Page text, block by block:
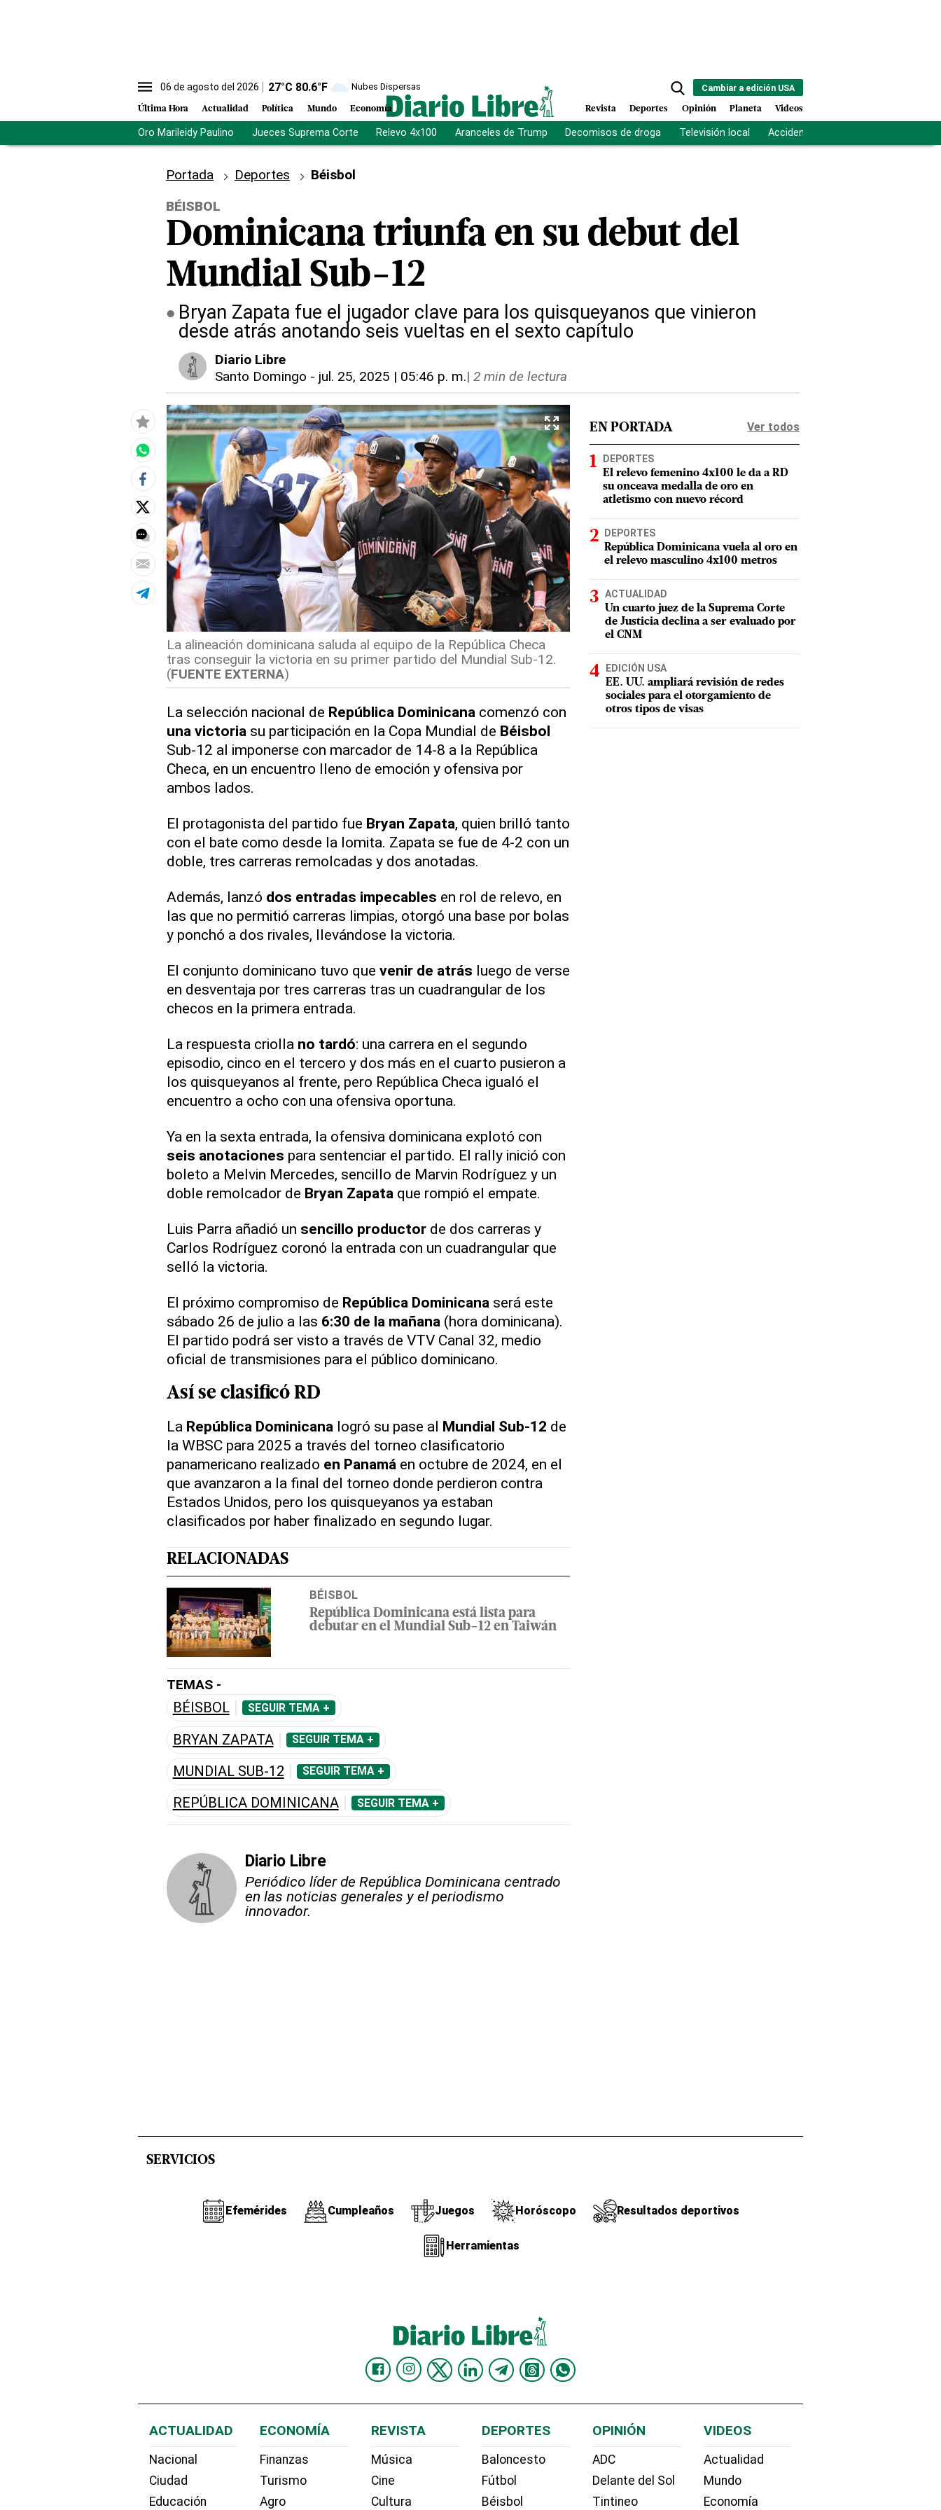
06 de agosto del 2026 27°C 80.6°F Nubes Dispersas
Última Hora Actualidad Política Mundo Economía
Cambiar a edición USA
Revista Deportes Opinión Planeta Videos
Oro Marileidy Paulino Jueces Suprema Corte Relevo 4x100 Aranceles de Trump Decomisos de droga Televisión local Accidente Los Ríos
Portada Deportes
Béisbol
BÉISBOL
Dominicana triunfa en su debut del
Mundial Sub-12
Bryan Zapata fue el jugador clave para los quisqueyanos que vinieron
desde atrás anotando seis vueltas en el sexto capítulo
Diario Libre
Santo Domingo - jul. 25, 2025 | 05:46 p. m.| 2 min de lectura
La alineación dominicana saluda al equipo de la República Checa
tras conseguir la victoria en su primer partido del Mundial Sub-12.
(FUENTE EXTERNA)
La selección nacional de República Dominicana comenzó con
una victoria su participación en la Copa Mundial de Béisbol
Sub-12 al imponerse con marcador de 14-8 a la República
Checa, en un encuentro lleno de emoción y ofensiva por
ambos lados.
El protagonista del partido fue Bryan Zapata, quien brilló tanto
con el bate como desde la lomita. Zapata se fue de 4-2 con un
doble, tres carreras remolcadas y dos anotadas.
Además, lanzó dos entradas impecables en rol de relevo, en
las que no permitió carreras limpias, otorgó una base por bolas
y ponchó a dos rivales, llevándose la victoria.
El conjunto dominicano tuvo que venir de atrás luego de verse
en desventaja por tres carreras tras un cuadrangular de los
checos en la primera entrada.
La respuesta criolla no tardó: una carrera en el segundo
episodio, cinco en el tercero y dos más en el cuarto pusieron a
los quisqueyanos al frente, pero República Checa igualó el
encuentro a ocho con una ofensiva oportuna.
Ya en la sexta entrada, la ofensiva dominicana explotó con
seis anotaciones para sentenciar el partido. El rally inició con
boleto a Melvin Mercedes, sencillo de Marvin Rodríguez y un
doble remolcador de Bryan Zapata que rompió el empate.
Luis Parra añadió un sencillo productorde dos carreras y
Carlos Rodríguez coronó la entrada con un cuadrangular que
selló la victoria.
El próximo compromiso de República Dominicana será este
sábado 26 de julio a las 6:30 de la mañana (hora dominicana).
El partido podrá ser visto a través de VTV Canal 32, medio
oficial de transmisiones para el público dominicano.
Así se clasificó RD
La República Dominicana logró su pase al Mundial Sub-12 de
la WBSC para 2025 a través del torneo clasificatorio
panamericano realizado en Panamá en octubre de 2024, en el
que avanzaron a la final del torneo donde perdieron contra
Estados Unidos, pero los quisqueyanos ya estaban
clasificados por haber finalizado en segundo lugar.
RELACIONADAS
BÉISBOL
República Dominicana está lista para
debutar en el Mundial Sub-12 en Taiwán
TEMAS -
BÉISBOL SEGUIR TEMA +
BRYAN ZAPATA SEGUIR TEMA +
MUNDIAL SUB-12 SEGUIR TEMA +
REPÚBLICA DOMINICANA SEGUIR TEMA +
Diario Libre
Periódico líder de República Dominicana centrado
en las noticias generales y el periodismo
innovador.
EN PORTADA Ver todos
DEPORTES
El relevo femenino 4x100 le da a RD
su onceava medalla de oro en
atletismo con nuevo récord
DEPORTES
República Dominicana vuela al oro en
el relevo masculino 4x100 metros
ACTUALIDAD
Un cuarto juez de la Suprema Corte
de Justicia declina a ser evaluado por
el CNM
EDICIÓN USA
EE. UU. ampliará revisión de redes
sociales para el otorgamiento de
otros tipos de visas
SERVICIOS
Efemérides Cumpleaños Juegos Horóscopo Resultados deportivos
Herramientas
ACTUALIDAD
Nacional
Ciudad
Educación
ECONOMÍA
Finanzas
Turismo
Agro
REVISTA
Música
Cine
Cultura
DEPORTES
Baloncesto
Fútbol
Béisbol
OPINIÓN
ADC
Delante del Sol
Tintineo
VIDEOS
Actualidad
Mundo
Economía